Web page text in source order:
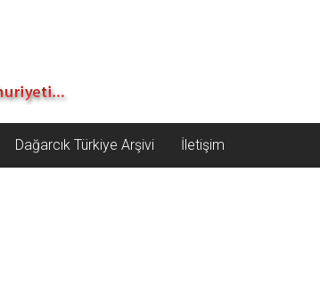
Dağarcık Türkiye Arşivi İletişim